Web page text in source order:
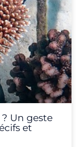
Un geste
et